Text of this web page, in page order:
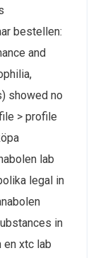
bestellen:
and
showed no
> profile
lab
legal in
in
xtc lab